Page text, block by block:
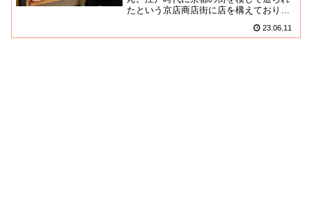
たという京店商店街に店を構えておりま
気さくな雰囲気の漂うお店でし... 23.06.11